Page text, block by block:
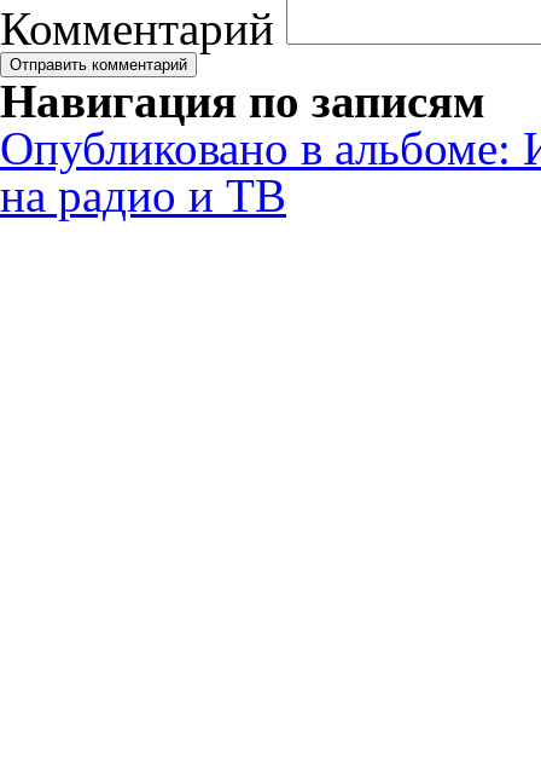
Комментарий
Навигация по записям
Опубликовано в альбоме:
на радио и ТВ